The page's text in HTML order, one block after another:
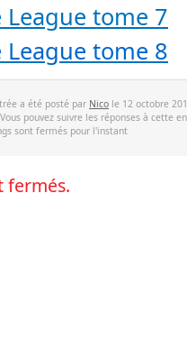
League tome 7
League tome 8
a été posté par Nico le 12 octobre
. Vous pouvez suivre les réponses à cette
sont fermés pour l'instant
fermés.